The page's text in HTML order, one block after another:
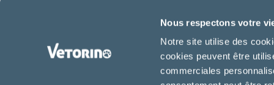
Nous respectons votre
Notre site utilise des
cookies peuvent être
commerciales
Équipe de la clinique